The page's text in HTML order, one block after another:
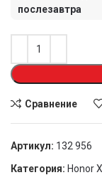
послезавтра
Сравнение
Артикул: 132 956
Категория: Honor